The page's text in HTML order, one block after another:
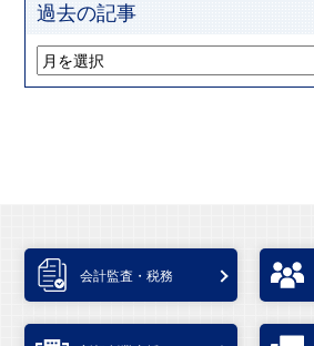
過去の記事
会計監査・税務